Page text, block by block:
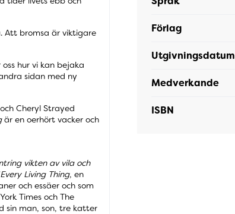
Att bromsa är viktigare
hur vi kan bejaka
sidan med ny
Cheryl Strayed
är en oerhört vacker och
vikten av vila och
Living Thing, en
och essäer och som
Times och The
sin man, son, tre katter
Förlag
Utgivningsdatum
Medverkande
ISBN